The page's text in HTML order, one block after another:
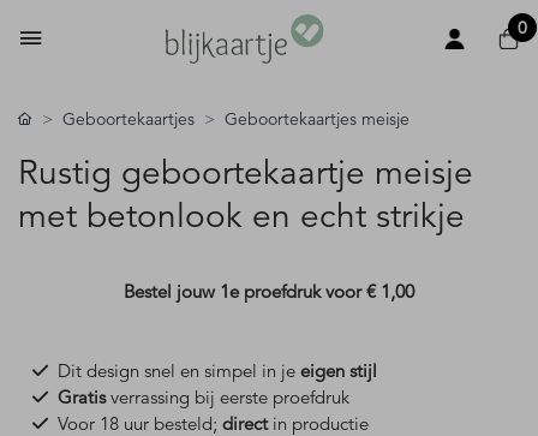
0
Geboortekaartjes Geboortekaartjes meisje
Rustig geboortekaartje meisje
met betonlook en echt strikje
Bestel jouw 1e proefdruk voor€ 1,00
Dit design snel en simpel in je eigen stijl
Gratisverrassing bij eerste proefdruk
Voor 18 uur besteld; directin productie